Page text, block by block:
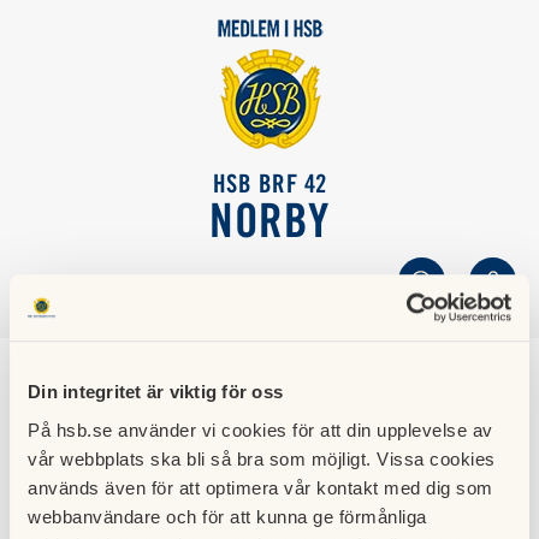
Din integritet är viktig för oss
På hsb.se använder vi cookies för att din upplevelse av
vår webbplats ska bli så bra som möjligt. Vissa cookies
används även för att optimera vår kontakt med dig som
webbanvändare och för att kunna ge förmånliga
HSB BRF 42
NORBY
SÖK LOGGA IN
Löpande underhåll och
reparationer
Arbetsgruppen för löpande underhåll och reparationer har